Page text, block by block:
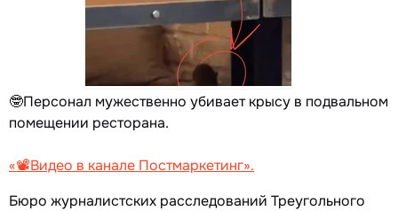
🤓Персонал мужественно убивает крысу в подвальном
помещении ресторана.
«📽️Видео в канале Постмаркетинг».
Бюро журналистских расследований Треугольного